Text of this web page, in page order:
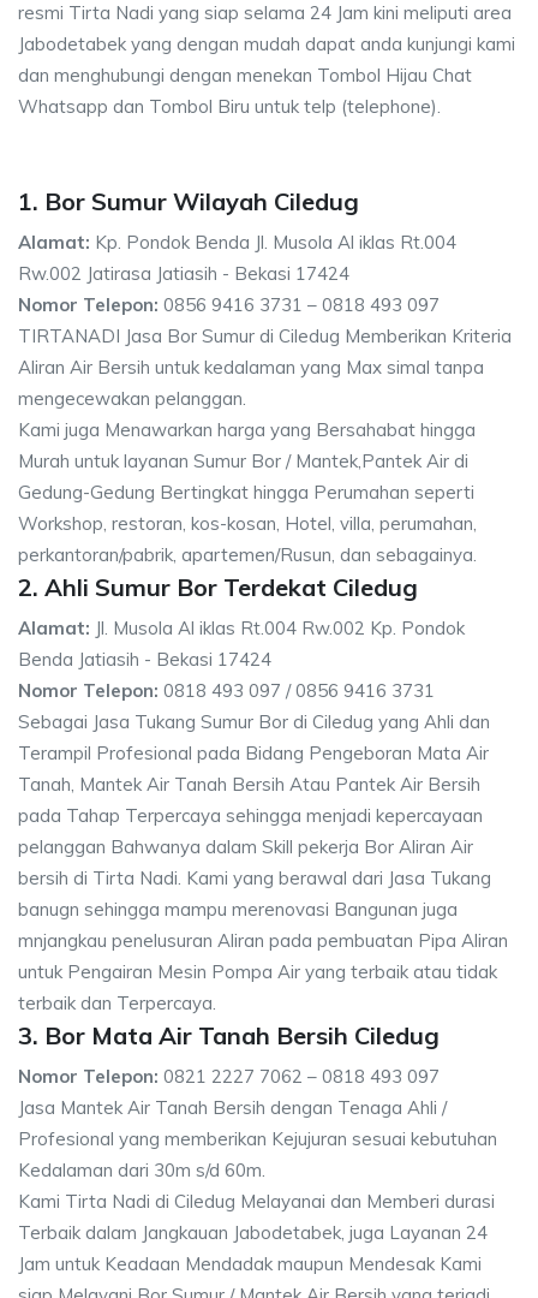
resmi Tirta Nadi yang siap selama 24 Jam kini meliputi area
Jabodetabek yang dengan mudah dapat anda kunjungi kami
dan menghubungi dengan menekan Tombol Hijau Chat
Whatsapp dan Tombol Biru untuk telp (telephone).
1. Bor Sumur Wilayah Ciledug
Alamat: Kp. Pondok Benda Jl. Musola Al iklas Rt.004
Rw.002 Jatirasa Jatiasih - Bekasi 17424
Nomor Telepon: 0856 9416 3731 – 0818 493 097
TIRTANADI Jasa Bor Sumur di Ciledug Memberikan Kriteria
Aliran Air Bersih untuk kedalaman yang Max simal tanpa
mengecewakan pelanggan.
Kami juga Menawarkan harga yang Bersahabat hingga
Murah untuk layanan Sumur Bor / Mantek,Pantek Air di
Gedung-Gedung Bertingkat hingga Perumahan seperti
Workshop, restoran, kos-kosan, Hotel, villa, perumahan,
perkantoran/pabrik, apartemen/Rusun, dan sebagainya.
2. Ahli Sumur Bor Terdekat Ciledug
Alamat: Jl. Musola Al iklas Rt.004 Rw.002 Kp. Pondok
Benda Jatiasih - Bekasi 17424
Nomor Telepon: 0818 493 097 / 0856 9416 3731
Sebagai Jasa Tukang Sumur Bor di Ciledug yang Ahli dan
Terampil Profesional pada Bidang Pengeboran Mata Air
Tanah, Mantek Air Tanah Bersih Atau Pantek Air Bersih
pada Tahap Terpercaya sehingga menjadi kepercayaan
pelanggan Bahwanya dalam Skill pekerja Bor Aliran Air
bersih di Tirta Nadi. Kami yang berawal dari Jasa Tukang
banugn sehingga mampu merenovasi Bangunan juga
mnjangkau penelusuran Aliran pada pembuatan Pipa Aliran
untuk Pengairan Mesin Pompa Air yang terbaik atau tidak
terbaik dan Terpercaya.
3. Bor Mata Air Tanah Bersih Ciledug
Nomor Telepon: 0821 2227 7062 – 0818 493 097
Jasa Mantek Air Tanah Bersih dengan Tenaga Ahli /
Profesional yang memberikan Kejujuran sesuai kebutuhan
Kedalaman dari 30m s/d 60m.
Kami Tirta Nadi di Ciledug Melayanai dan Memberi durasi
Terbaik dalam Jangkauan Jabodetabek, juga Layanan 24
Jam untuk Keadaan Mendadak maupun Mendesak Kami